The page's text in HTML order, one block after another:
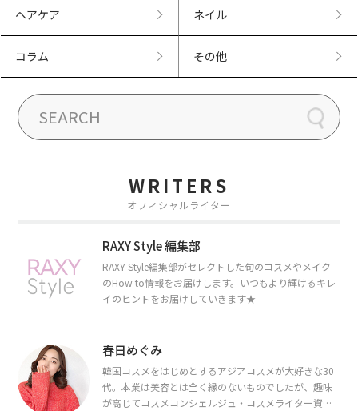
ヘアケア ネイル
コラム その他
WRITERS
オフィシャルライター
RAXY Style 編集部
RAXY Style編集部がセレクトした旬のコスメやメイク
のHow to情報をお届けします。いつもより輝けるキレ
イのヒントをお届けしていきます★
春日めぐみ
韓国コスメをはじめとするアジアコスメが大好きな30
代。本業は美容とは全く縁のないものでしたが、趣味
が高じてコスメコンシェルジュ・コスメライター資格